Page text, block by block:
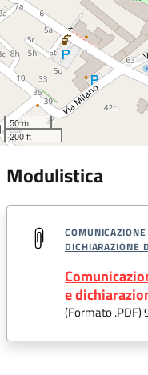
50 m
200 ft
Modulistica
DICHIARAZIONE
e
(Formato .PDF)